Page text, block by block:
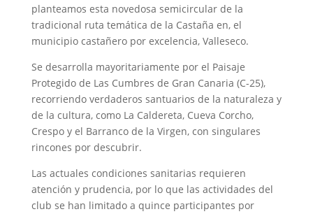
planteamos esta novedosa semicircular de la
tradicional ruta temática de la Castaña en, el
municipio castañero por excelencia, Valleseco.
Se desarrolla mayoritariamente por el Paisaje
Protegido de Las Cumbres de Gran Canaria (C-25),
recorriendo verdaderos santuarios de la naturaleza y
de la cultura, como La Caldereta, Cueva Corcho,
Crespo y el Barranco de la Virgen, con singulares
rincones por descubrir.
Las actuales condiciones sanitarias requieren
atención y prudencia, por lo que las actividades del
club se han limitado a quince participantes por